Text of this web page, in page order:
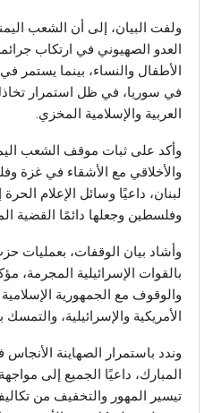
ولفت البيان، إلى أن الشعب
العدو الصهيوني في ارتكاب
الأطفال والنساء، بينما يستمر في
في سوريا، في ظل استمرار
العربية والإسلامية المخزي.
وأكد على ثبات موقف الشعب
والأخلاقي مع الأشقاء في غزة
لبنان، داعيًا وسائل الإعلام
وفلسطين وجعلها دائمًا القضية
وأشاد بيان الوقفات، بعمليات
بالقوات الإسرائيلية المجرمة،
والوقوف مع الجمهورية
الأمريكية والإسرائيلية،
وندد باستمرار الصهاينة
المبارك، داعيًا الجميع إلى
تيسير المهور والتخفيف من